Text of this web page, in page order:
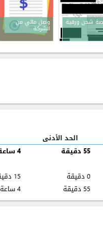
شحن ورقية وصل مالي من
الشركة
الحد الأدنى
55 دقيقة
4 ساعة 40 دقيقة
0 دقيقة
15 دقيقة
55 دقيقة 4 ساعة 25 دقيقة